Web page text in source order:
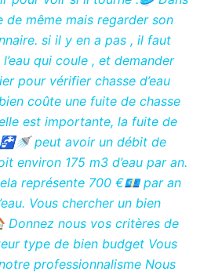
de même mais regarder son
si il y en a pas , il faut
qui coule , et demander
pour vérifier chasse d’eau
coûte une fuite de chasse
est importante, la fuite de
peut avoir un débit de
environ 175 m3 d’eau par an.
représente 700 €💶 par an
Vous chercher un bien
nous vos critères de
type de bien budget Vous
professionnalisme Nous